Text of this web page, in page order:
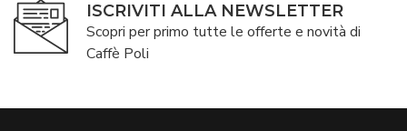
ISCRIVITI ALLA NEWSLETTER
Scopri per primo tutte le offerte e novità di
Caffè Poli